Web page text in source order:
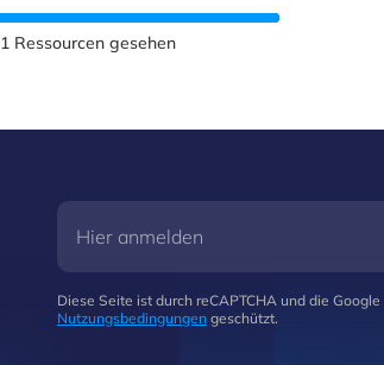
1Ressourcen gesehen
Diese Seite ist durch reCAPTCHA und die Google
Nutzungsbedingungen geschützt.